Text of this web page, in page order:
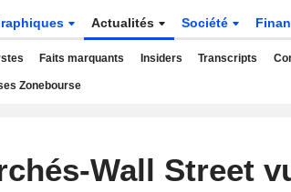
Actualités Société
Faits marquants Insiders Transcripts
Zonebourse
Wall Street